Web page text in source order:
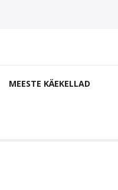
MEESTE KÄEKELLAD